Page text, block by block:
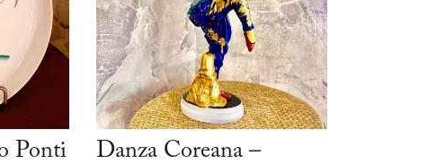
Ponti
Danza Coreana –